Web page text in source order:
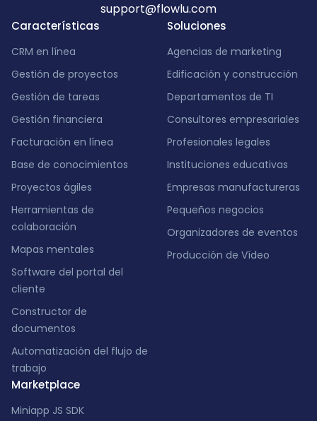
Características
CRM en línea
Gestión de proyectos
Gestión de tareas
Gestión financiera
Facturación en línea
Base de conocimientos
Proyectos ágiles
Herramientas de
colaboración
Mapas mentales
Software del portal del
cliente
Constructor de
documentos
Automatización del flujo de
trabajo
Marketplace
Miniapp JS SDK
Soluciones
Agencias de marketing
Edificación y construcción
Departamentos de TI
Consultores empresariales
Profesionales legales
Instituciones educativas
Empresas manufactureras
Pequeños negocios
Organizadores de eventos
Producción de Vídeo
support@flowlu.com